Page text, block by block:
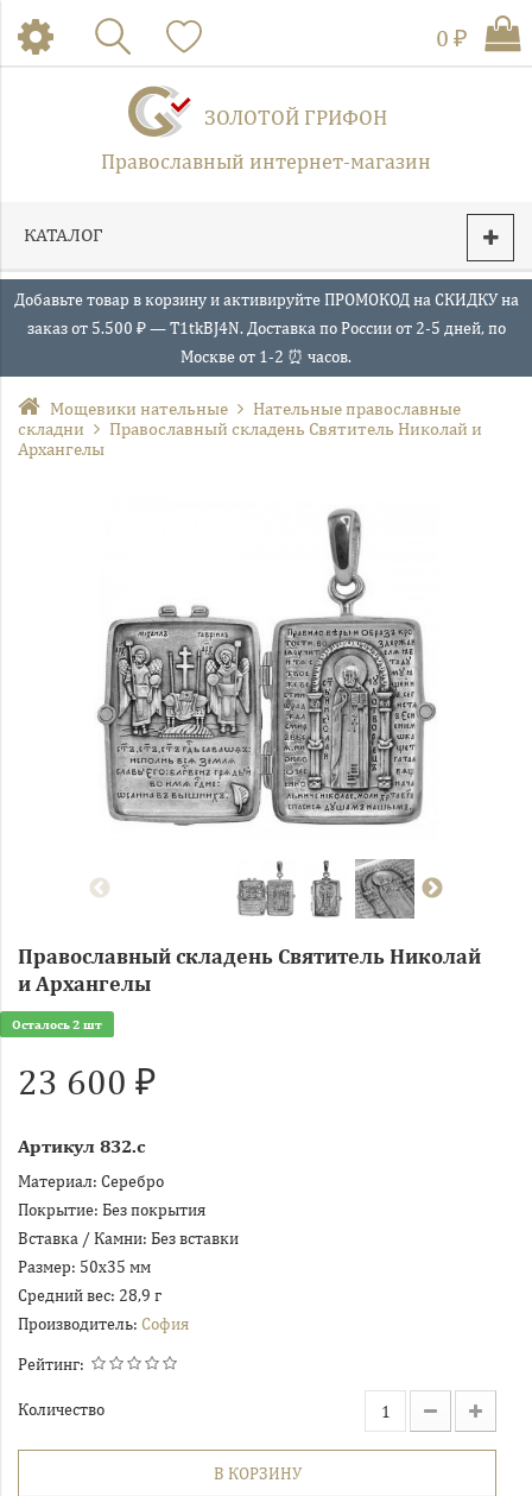
ЗОЛОТОЙ ГРИФОН
Православный интернет-магазин
0 ₽
КАТАЛОГ
Добавьте товар в корзину и активируйте ПРОМОКОД на СКИДКУ на
заказ от 5.500 ₽ — T1tkBJ4N. Доставка по России от 2-5 дней, по
Москве от 1-2 ⏰ часов.
Мощевики нательные
Нательные православные
складни
Православный складень Святитель Николай и
Архангелы
Православный складень Святитель Николай
и Архангелы
Осталось 2 шт
23 600 ₽
Артикул 832.с
Материал: Серебро
Покрытие: Без покрытия
Вставка / Камни: Без вставки
Размер: 50х35 мм
Средний вес: 28,9 г
Производитель: София
Рейтинг:
Количество
В КОРЗИНУ